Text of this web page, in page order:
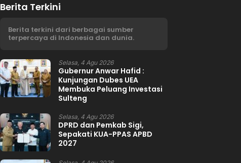
Berita Terkini
Berita terkini dari berbagai sumber
terpercaya di Indonesia dan dunia.
Selasa, 4 Agu 2026
Gubernur Anwar Hafid :
Kunjungan Dubes UEA
Membuka Peluang Investasi
Sulteng
Selasa, 4 Agu 2026
DPRD dan Pemkab Sigi,
Sepakati KUA-PPAS APBD
2027